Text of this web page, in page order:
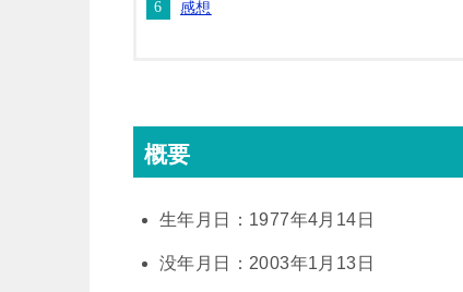
感想
概要
生年月日：1977年4月14日
没年月日：2003年1月13日